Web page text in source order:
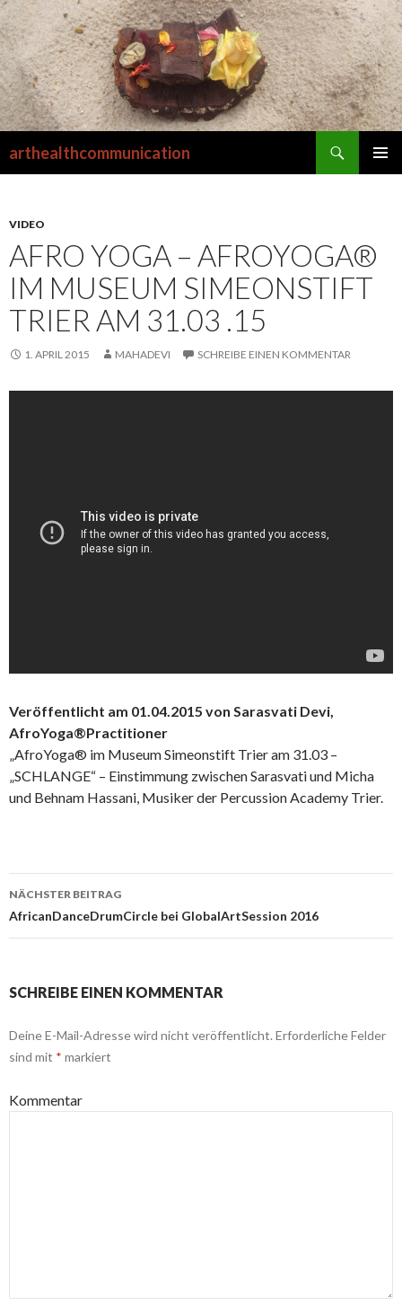
arthealthcommunication
VIDEO
AFRO YOGA – AFROYOGA®
IM MUSEUM SIMEONSTIFT
TRIER AM 31.03 .15
1. APRIL 2015 MAHADEVI SCHREIBE EINEN KOMMENTAR
Veröffentlicht am 01.04.2015 von Sarasvati Devi,
AfroYoga®Practitioner
„AfroYoga® im Museum Simeonstift Trier am 31.03 –
„SCHLANGE“ – Einstimmung zwischen Sarasvati und Micha
und Behnam Hassani, Musiker der Percussion Academy Trier.
Beitrags-
NÄCHSTER BEITRAG
AfricanDanceDrumCircle bei GlobalArtSession 2016
SCHREIBE EINEN KOMMENTAR
Deine E-Mail-Adresse wird nicht veröffentlicht. Erforderliche Felder
sind mit * markiert
Kommentar